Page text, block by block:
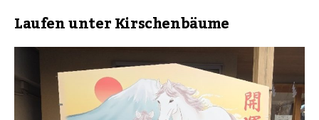
Laufen unter Kirschenbäume